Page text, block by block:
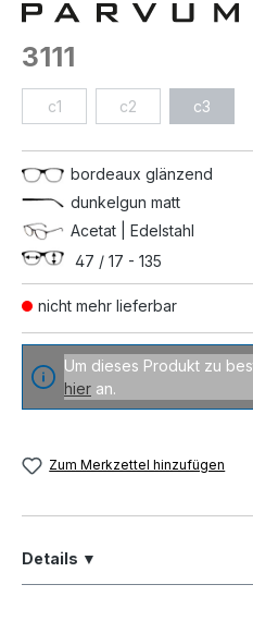
nicht mehr lieferbar
3111
c1 c2 c3
bordeaux glänzend
dunkelgun matt
Acetat | Edelstahl
47 / 17 - 135
Um dieses Produkt zu
hier an.
Zum Merkzettel hinzufügen
Details ▼